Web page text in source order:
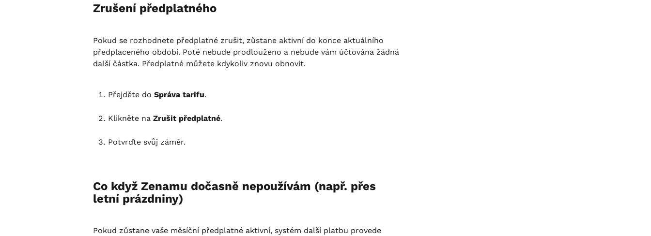
Zrušení předplatného
Pokud se rozhodnete předplatné zrušit, zůstane aktivní do konce aktuálního
předplaceného období. Poté nebude prodlouženo a nebude vám účtována žádná
další částka. Předplatné můžete kdykoliv znovu obnovit.
Přejděte do Správa tarifu.
Klikněte na Zrušit předplatné.
Potvrďte svůj záměr.
Co když Zenamu dočasně nepoužívám (např. přes
letní prázdniny)
Pokud zůstane vaše měsíční předplatné aktivní, systém další platbu provede